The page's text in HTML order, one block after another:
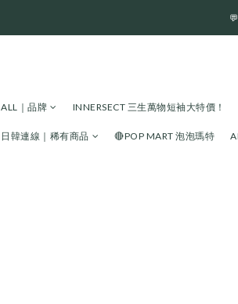
ALL｜品牌 INNERSECT 三生萬物短袖大特價！
日韓連線｜稀有商品 🔴POP MART 泡泡瑪特